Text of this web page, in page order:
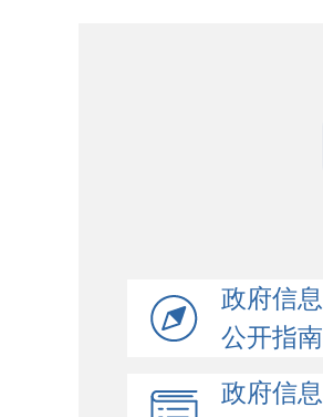
政府信息
公开指南
政府信息